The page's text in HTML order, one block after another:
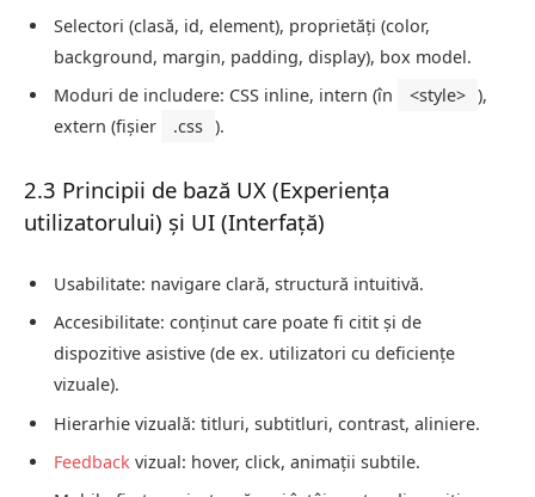
Selectori (clasă, id, element), proprietăți (color,
background, margin, padding, display), box model.
Moduri de includere: CSS inline, intern (în
<style> ),
extern (fișier
.css ).
2.3 Principii de bază UX (Experiența
utilizatorului) și UI (Interfață)
Usabilitate: navigare clară, structură intuitivă.
Accesibilitate: conținut care poate fi citit și de
dispozitive asistive (de ex. utilizatori cu deficiențe
vizuale).
Hierarhie vizuală: titluri, subtitluri, contrast, aliniere.
Feedback vizual: hover, click, animații subtile.